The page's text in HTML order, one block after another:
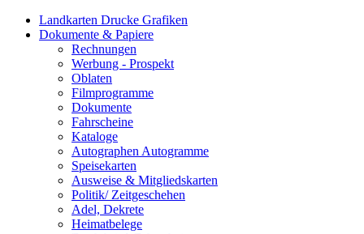
Landkarten Drucke Grafiken
Dokumente & Papiere
Rechnungen
Werbung - Prospekt
Oblaten
Filmprogramme
Dokumente
Fahrscheine
Kataloge
Autographen Autogramme
Speisekarten
Ausweise & Mitgliedskarten
Politik/ Zeitgeschehen
Adel, Dekrete
Heimatbelege